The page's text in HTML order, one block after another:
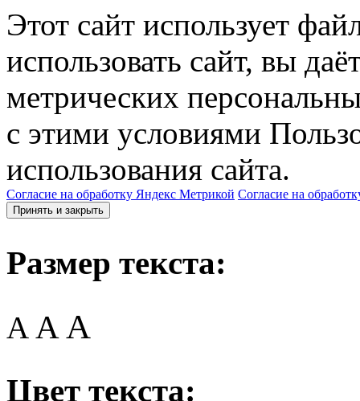
Этот сайт использует
использовать сайт, вы
метрических
с этими условиями
использования сайта.
Согласие на обработку Яндекс Метрикой Согласие на
Принять и закрыть
Размер текста:
A AA
Цвет текста: